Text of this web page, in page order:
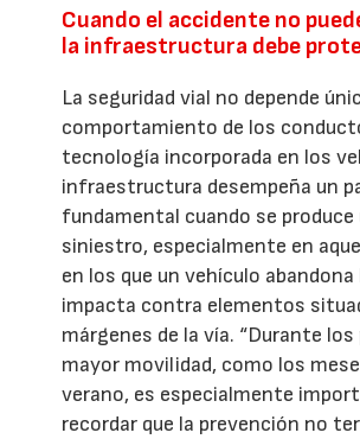
Cuando el accidente no
la infraestructura debe
La seguridad vial no depende
comportamiento de los
tecnología incorporada en los
infraestructura desempeña un
fundamental cuando se produce
siniestro, especialmente en
en los que un vehículo abandona
impacta contra elementos
márgenes de la vía. “Durante los
mayor movilidad, como los
verano, es especialmente
recordar que la prevención no